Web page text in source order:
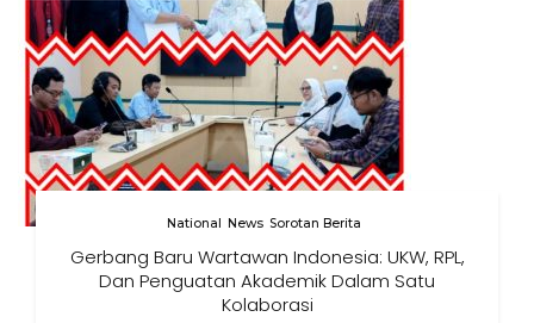
National News Sorotan Berita
Gerbang Baru Wartawan Indonesia: UKW, RPL,
Dan Penguatan Akademik Dalam Satu
Kolaborasi